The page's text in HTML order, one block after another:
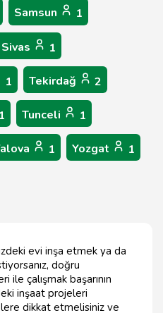
Samsun 1
Sivas 1
1 Tekirdağ 2
1 Tunceli 1
1 Yozgat 1
evi inşa etmek ya da
doğru
ile çalışmak başarının
inşaat projeleri
dikkat etmelisiniz ve